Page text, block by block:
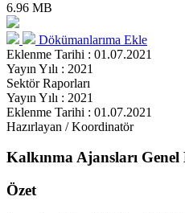
6.96 MB
Dökümanlarıma Ekle
Eklenme Tarihi : 01.07.2021
Yayın Yılı : 2021
Sektör Raporları
Yayın Yılı : 2021
Eklenme Tarihi : 01.07.2021
Hazırlayan / Koordinatör
Kalkınma Ajansları
Özet